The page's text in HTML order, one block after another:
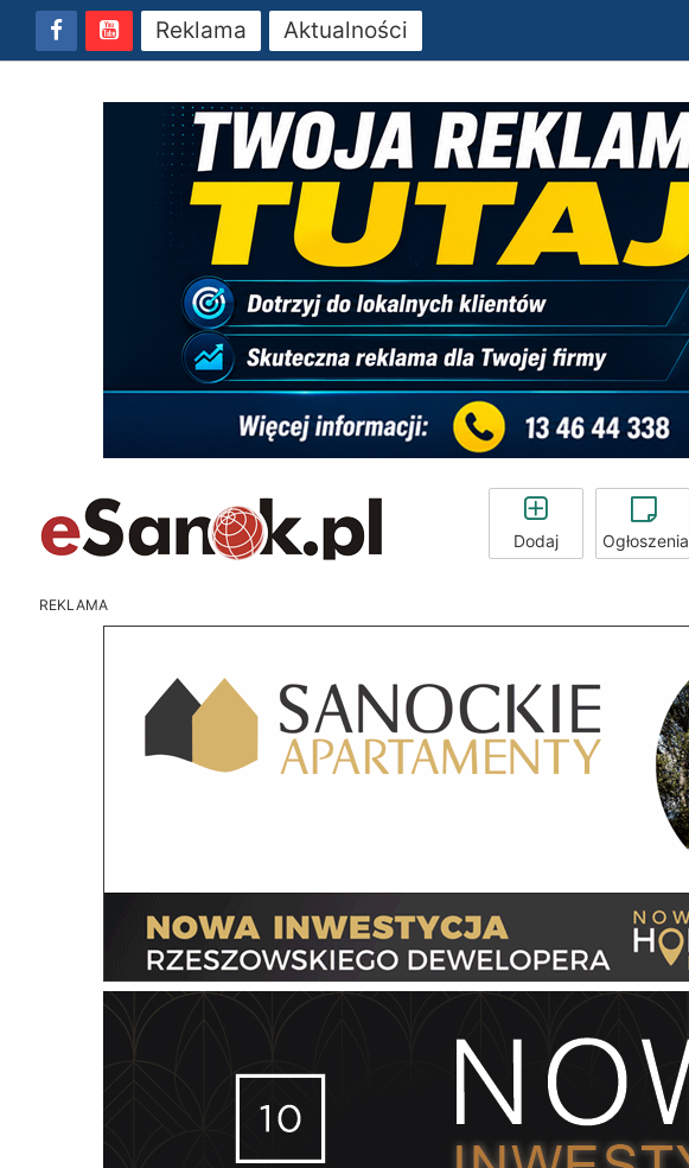
Reklama Aktualności
Dodaj Ogłoszenia
REKLAMA